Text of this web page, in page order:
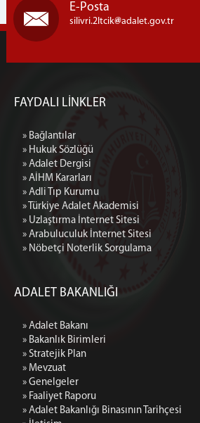
E-Posta
silivri.2ltcik adalet.gov.tr
FAYDALI LİNKLER
» Bağlantılar
» Hukuk Sözlüğü
» Adalet Dergisi
» AİHM Kararları
» Adli Tıp Kurumu
» Türkiye Adalet Akademisi
» Uzlaştırma İnternet Sitesi
» Arabuluculuk İnternet Sitesi
» Nöbetçi Noterlik Sorgulama
ADALET BAKANLIĞI
» Adalet Bakanı
» Bakanlık Birimleri
» Stratejik Plan
» Mevzuat
» Genelgeler
» Faaliyet Raporu
» Adalet Bakanlığı Binasının Tarihçesi